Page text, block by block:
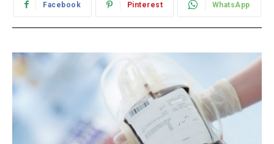
Facebook Pinterest WhatsApp